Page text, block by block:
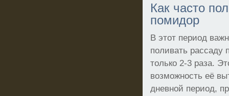
Как часто
помидор
В этот период
поливать
только 2-3 раза.
возможность её
дневной период,